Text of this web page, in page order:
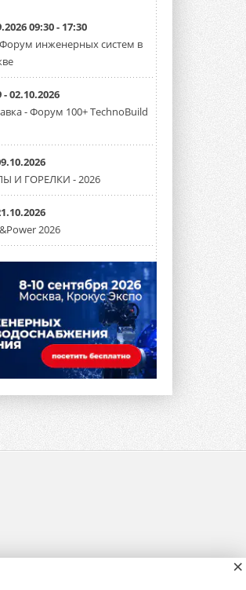
09:30 - 17:30
инженерных систем в
- 02.10.2026
- Форум 100+ TechnoBuild
И ГОРЕЛКИ - 2026
2026
×